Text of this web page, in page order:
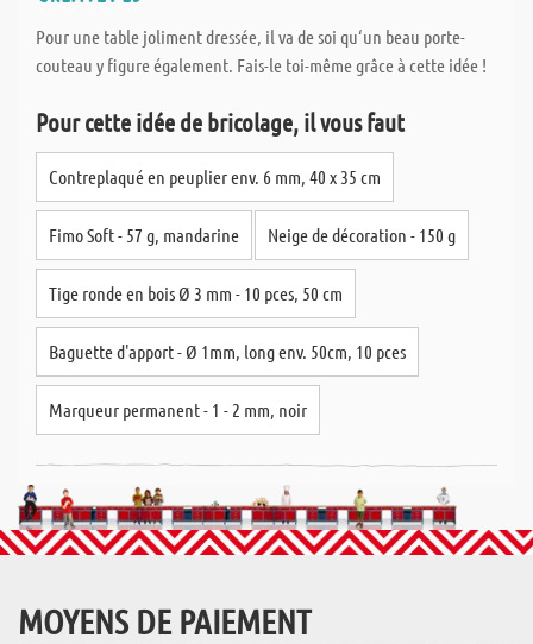
Pour une table joliment dressée, il va de soi qu‘un beau porte-
couteau y figure également. Fais-le toi-même grâce à cette idée !
Pour cette idée de bricolage, il vous faut
Contreplaqué en peuplier env. 6 mm, 40 x 35 cm
Fimo Soft - 57 g, mandarine Neige de décoration - 150 g
Tige ronde en bois Ø 3 mm - 10 pces, 50 cm
Baguette d'apport - Ø 1mm, long env. 50cm, 10 pces
Marqueur permanent - 1 - 2 mm, noir
MOYENS DE PAIEMENT